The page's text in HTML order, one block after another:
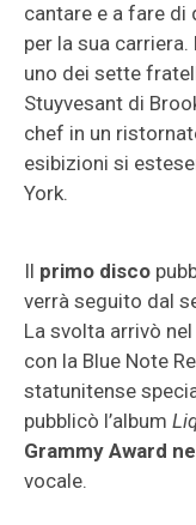
cantare e a fare di
per la sua
uno dei sette
Stuyvesant di
chef in un
esibizioni si
York.
Il primo disco
verrà seguito dal
La svolta arrivò
con la Blue Note
statunitense
pubblicò l’album
Grammy Award
vocale.